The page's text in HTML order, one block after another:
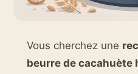
Vous cherchez une
beurre de cacahuète